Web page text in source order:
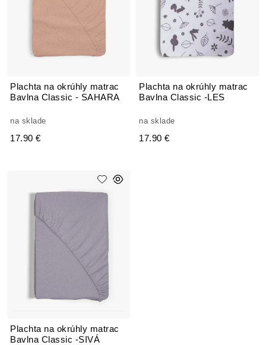
Plachta na okrúhly matrac
Bavlna Classic - SAHARA
na sklade
17.90 €
Plachta na okrúhly matrac
Bavlna Classic -LES
na sklade
17.90 €
Plachta na okrúhly matrac
Bavlna Classic -SIVÁ